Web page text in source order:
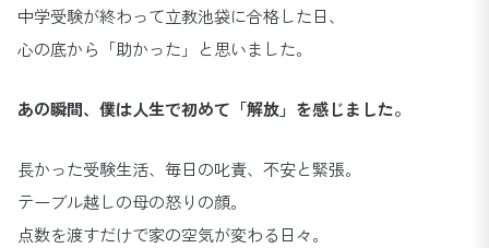
中学受験が終わって立教池袋に合格した日、
心の底から「助かった」と思いました。
あの瞬間、僕は人生で初めて「解放」を感じました。
長かった受験生活、毎日の叱責、不安と緊張。
テーブル越しの母の怒りの顔。
点数を渡すだけで家の空気が変わる日々。